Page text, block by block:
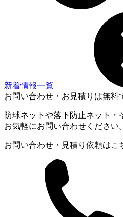
新着情報一覧
お問い合わせ・お見積りは無料
防球ネットや落下防止ネット・
お気軽にお問い合わせください。
お問い合わせ・見積り依頼はこ